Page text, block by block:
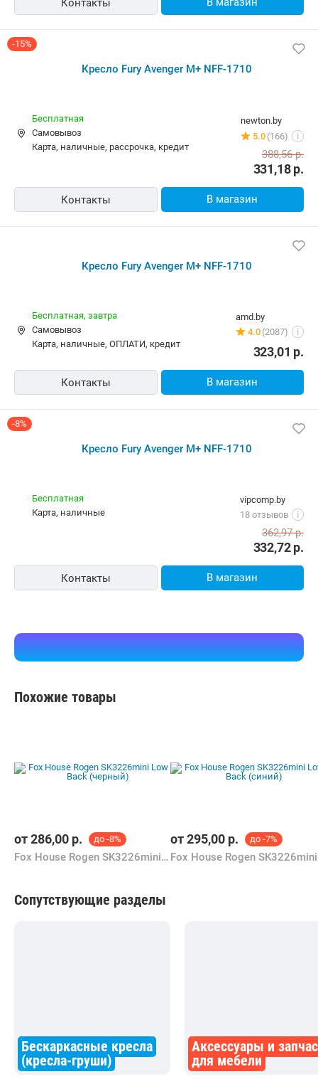
Контакты
-15%
Кресло Fury Avenger M+ NFF-1710
newton.by
5.0 (166) i
Бесплатная
Самовывоз
карта, наличные, рассрочка, кредит
331,18р.
388,56р.
Контакты В магазин
Кресло Fury Avenger M+ NFF-1710
amd.by
4.0 (2087) i
Бесплатная, завтра
Самовывоз
карта, наличные, ОПЛАТИ, кредит
323,01 р.
Контакты В магазин
-8%
Кресло Fury Avenger M+ NFF-1710
vipcomp.by
18 отзывов
i
Бесплатная
карта, наличные
332,72р.
362,97р.
Контакты В магазин
Похожие товары
от286,00 р. до -8%
Fox House Rogen SK3226mini Low Back (черный)
от295,00 р. до -7%
Сопутствующие разделы
Бескаркасные кресла
(кресла-груши)
Аксессуары и
для мебели